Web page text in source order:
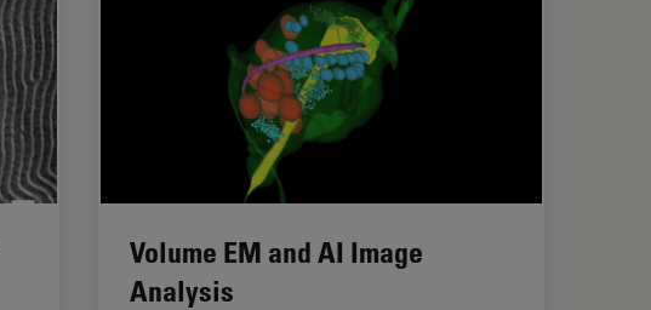
Volume EM and AI Image
Analysis